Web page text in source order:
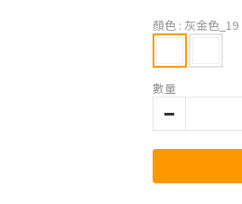
顏色 : 灰金色_19
數量